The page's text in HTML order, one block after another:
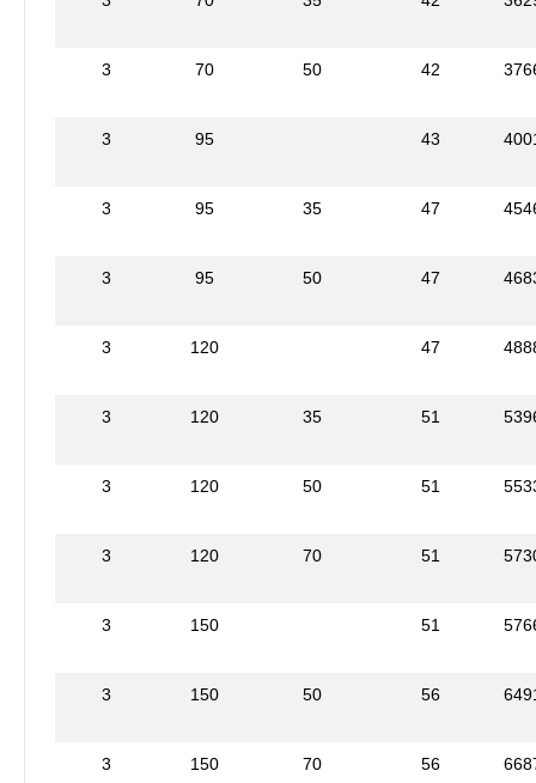
3 70 50 42
3 95 43
3 95 35 47
3 95 50 47
3 120 47
3 120 35 51
3 120 50 51
3 120 70 51
3 150 51
3 150 50 56
3 150 70 56